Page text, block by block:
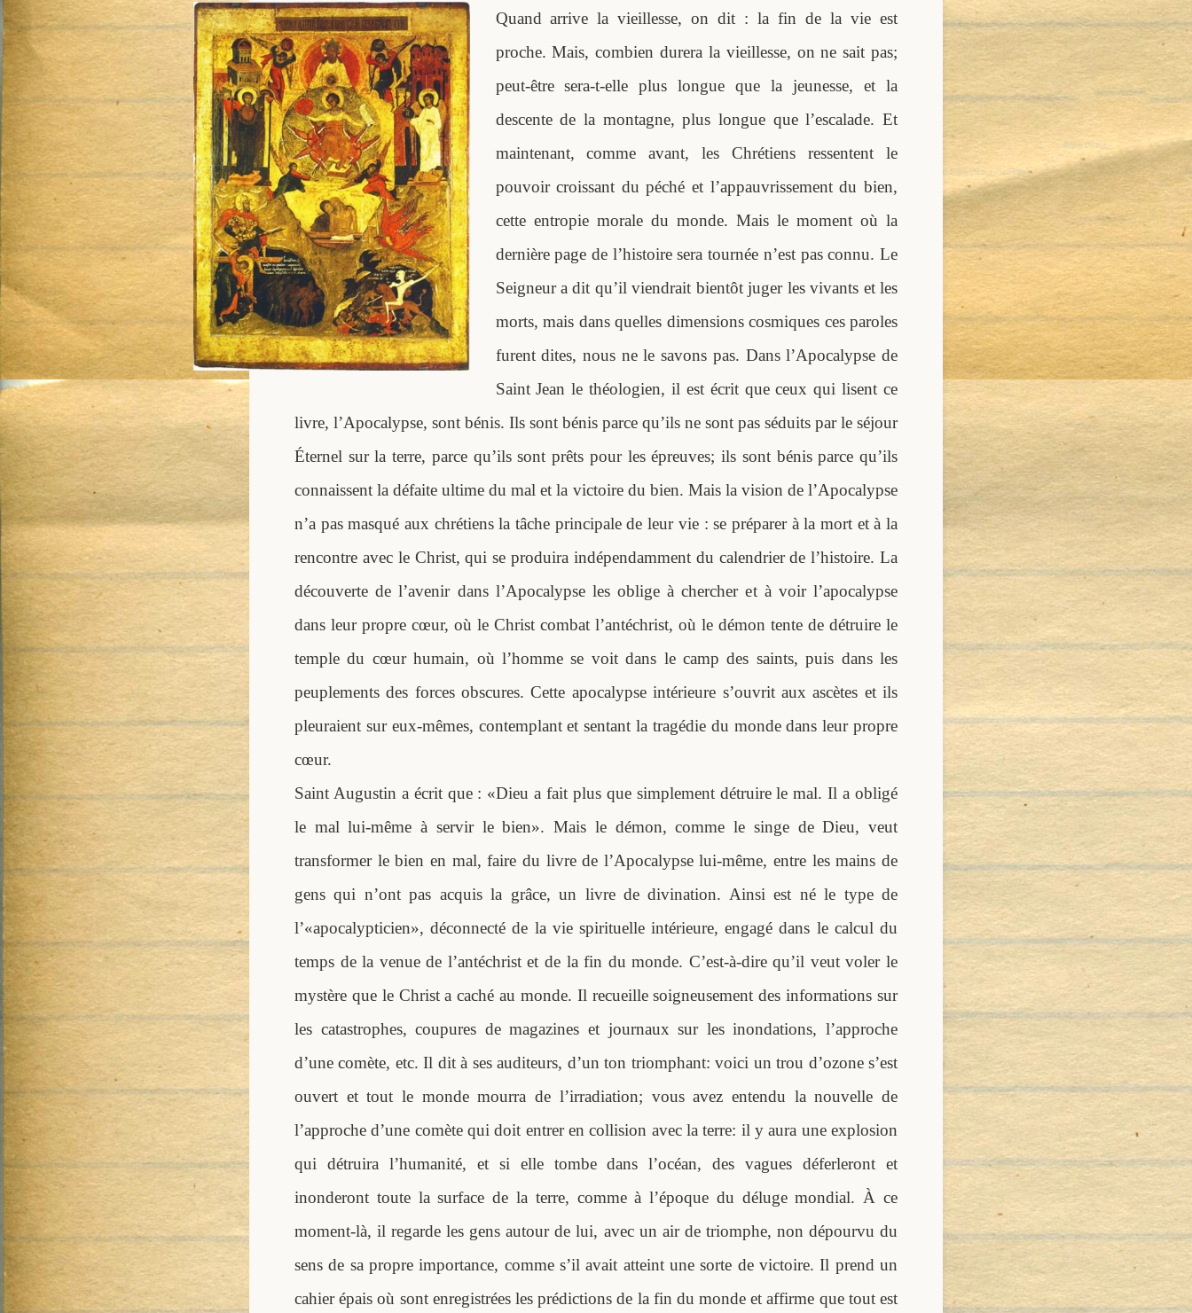
Quand arrive la vieillesse, on dit : la fin de la vie est
proche. Mais, combien durera la vieillesse, on ne sait pas;
peut-être sera-t-elle plus longue que la jeunesse, et la
descente de la montagne, plus longue que l’escalade. Et
maintenant, comme avant, les Chrétiens ressentent le
pouvoir croissant du péché et l’appauvrissement du bien,
cette entropie morale du monde. Mais le moment où la
dernière page de l’histoire sera tournée n’est pas connu. Le
Seigneur a dit qu’il viendrait bientôt juger les vivants et les
morts, mais dans quelles dimensions cosmiques ces paroles
furent dites, nous ne le savons pas. Dans l’Apocalypse de
Saint Jean le théologien, il est écrit que ceux qui lisent ce
livre, l’Apocalypse, sont bénis. Ils sont bénis parce qu’ils ne sont pas séduits par le séjour
Éternel sur la terre, parce qu’ils sont prêts pour les épreuves; ils sont bénis parce qu’ils
connaissent la défaite ultime du mal et la victoire du bien. Mais la vision de l’Apocalypse
n’a pas masqué aux chrétiens la tâche principale de leur vie : se préparer à la mort et à la
rencontre avec le Christ, qui se produira indépendamment du calendrier de l’histoire. La
découverte de l’avenir dans l’Apocalypse les oblige à chercher et à voir l’apocalypse
dans leur propre cœur, où le Christ combat l’antéchrist, où le démon tente de détruire le
temple du cœur humain, où l’homme se voit dans le camp des saints, puis dans les
peuplements des forces obscures. Cette apocalypse intérieure s’ouvrit aux ascètes et ils
pleuraient sur eux-mêmes, contemplant et sentant la tragédie du monde dans leur propre
cœur.
Saint Augustin a écrit que : «Dieu a fait plus que simplement détruire le mal. Il a obligé
le mal lui-même à servir le bien». Mais le démon, comme le singe de Dieu, veut
transformer le bien en mal, faire du livre de l’Apocalypse lui-même, entre les mains de
gens qui n’ont pas acquis la grâce, un livre de divination. Ainsi est né le type de
l’«apocalypticien», déconnecté de la vie spirituelle intérieure, engagé dans le calcul du
temps de la venue de l’antéchrist et de la fin du monde. C’est-à-dire qu’il veut voler le
mystère que le Christ a caché au monde. Il recueille soigneusement des informations sur
les catastrophes, coupures de magazines et journaux sur les inondations, l’approche
d’une comète, etc. Il dit à ses auditeurs, d’un ton triomphant: voici un trou d’ozone s’est
ouvert et tout le monde mourra de l’irradiation; vous avez entendu la nouvelle de
l’approche d’une comète qui doit entrer en collision avec la terre: il y aura une explosion
qui détruira l’humanité, et si elle tombe dans l’océan, des vagues déferleront et
inonderont toute la surface de la terre, comme à l’époque du déluge mondial. À ce
moment-là, il regarde les gens autour de lui, avec un air de triomphe, non dépourvu du
sens de sa propre importance, comme s’il avait atteint une sorte de victoire. Il prend un
cahier épais où sont enregistrées les prédictions de la fin du monde et affirme que tout est